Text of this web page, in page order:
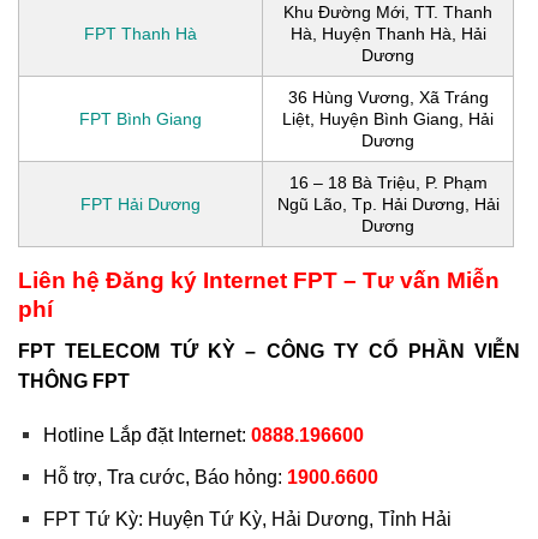
FPT Thanh Hà
Khu Đường Mới, TT. Thanh
Hà, Huyện Thanh Hà, Hải
Dương
FPT Bình Giang
36 Hùng Vương, Xã Tráng
Liệt, Huyện Bình Giang, Hải
Dương
FPT Hải Dương
16 – 18 Bà Triệu, P. Phạm
Ngũ Lão, Tp. Hải Dương, Hải
Dương
Liên hệ Đăng ký Internet FPT – Tư vấn Miễn
phí
FPT TELECOM TỨ KỲ – CÔNG TY CỔ PHẦN VIỄN
THÔNG FPT
Hotline Lắp đặt Internet: 0888.196600
Hỗ trợ, Tra cước, Báo hỏng: 1900.6600
FPT Tứ Kỳ: Huyện Tứ Kỳ, Hải Dương, Tỉnh Hải